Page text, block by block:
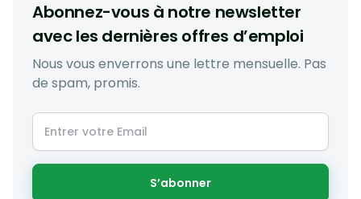
Abonnez-vous à notre newsletter
avec les dernières offres d’emploi
Nous vous enverrons une lettre mensuelle. Pas
de spam, promis.
S’abonner